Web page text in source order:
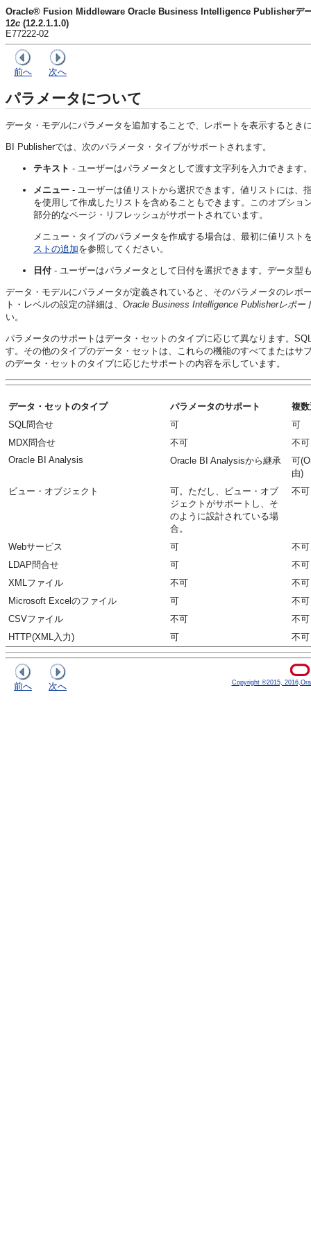
Oracle® Fusion Middleware Oracle Business Intelligence Publisherデ
12c (12.2.1.1.0)
E77222-02
前へ 次へ
パラメータについて
データ・モデルにパラメータを追加することで、レポートを表示するとき
BI Publisherでは、次のパラメータ・タイプがサポートされます。
テキスト - ユーザーはパラメータとして渡す文字列を入力できます
メニュー - ユーザーは値リストから選択できます。値リストには、
を使用して作成したリストを含めることもできます。このオプショ
部分的なページ・リフレッシュがサポートされています。
メニュー・タイプのパラメータを作成する場合は、最初に値リス
ストの追加を参照してください。
日付- ユーザーはパラメータとして日付を選択できます。データ型
データ・モデルにパラメータが定義されていると、そのパラメータのレ
ト・レベルの設定の詳細は、 Oracle Business Intelligence Publisherレポー
い。
パラメータのサポートはデータ・セットのタイプに応じて異なります。
す。その他のタイプのデータ・セットは、これらの機能のすべてまたは
のデータ・セットのタイプに応じたサポートの内容を示しています。
データ・セットのタイプ パラメータのサポート
複
SQL問合せ
可
可
MDX問合せ
不可
不可
Oracle BI Analysis
Oracle BI Analysisから継承
可
由)
ビュー・オブジェクト
可。ただし、ビュー・オブ
ジェクトがサポートし、そ
のように設計されている場
合。
不可
Webサービス 可
不可
LDAP問合せ
可
不可
XMLファイル
不可
不可
Microsoft Excelのファイル
可
不可
CSVファイル
不可
不可
HTTP(XML入力)
可 不可
前へ 次へ Copyright ©2015,